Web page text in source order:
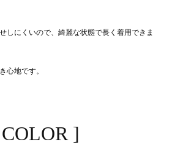
しにくいので、綺麗な状態で長く着用できま
心地です。
]